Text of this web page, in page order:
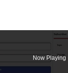
Now Playing